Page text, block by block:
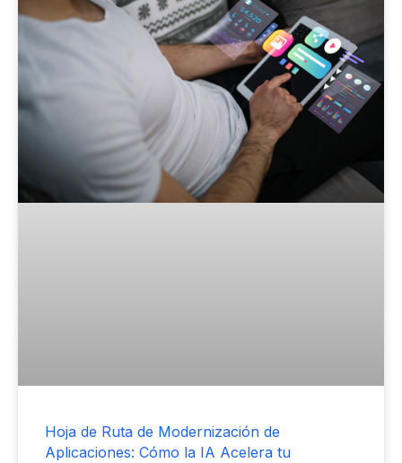
Hoja de Ruta de Modernización de
Aplicaciones: Cómo la IA Acelera tu